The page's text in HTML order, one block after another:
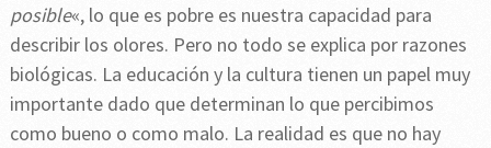
posible«, lo que es pobre es nuestra capacidad para
describir los olores. Pero no todo se explica por razones
biológicas. La educación y la cultura tienen un papel muy
importante dado que determinan lo que percibimos
como bueno o como malo. La realidad es que no hay